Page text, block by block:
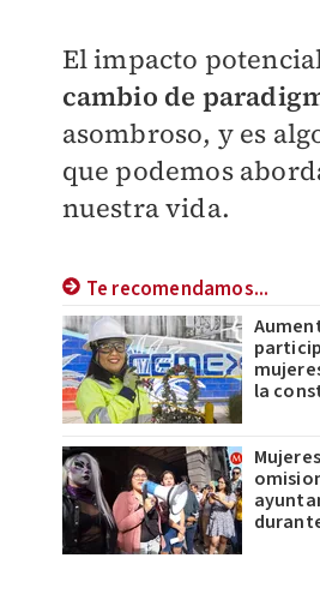
El impacto
cambio de
asombroso, y es
que podemos
nuestra vida.
Te recomendamos...
la